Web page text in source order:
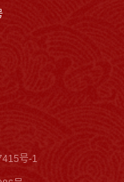
号-1